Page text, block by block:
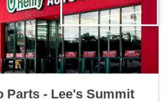
Parts - Lee's Summit